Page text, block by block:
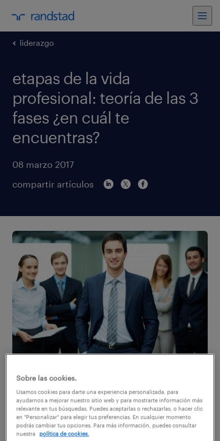
liderazgo
etapas de la vida
profesional: teoría de las 3
fases ¿en cuál te
encuentras?
08 marzo 2017
compartir artículos
El ciclo de vida profesional de un trabajador
es amplio y todas y cada una de las etapas
tienen que estar enfocadas hacia el futuro,
hacia el camino al éxito. El camino es largo y
el aprendizaje durante esos años es muy
Sobre las cookies.
Usamos cookies para darte una experiencia personalizada, para
ayudarnos a mejorar nuestro sitio web y para mostrarte información más
relevante en tus búsquedas. Puedes aceptarlas o rechazarlas, o hacer clic
en "Personalizar" para elegir tus preferencias. En cualquier momento
podrás cambiar tus opciones. Para más información, puedes consultar
nuestra
política de cookies.